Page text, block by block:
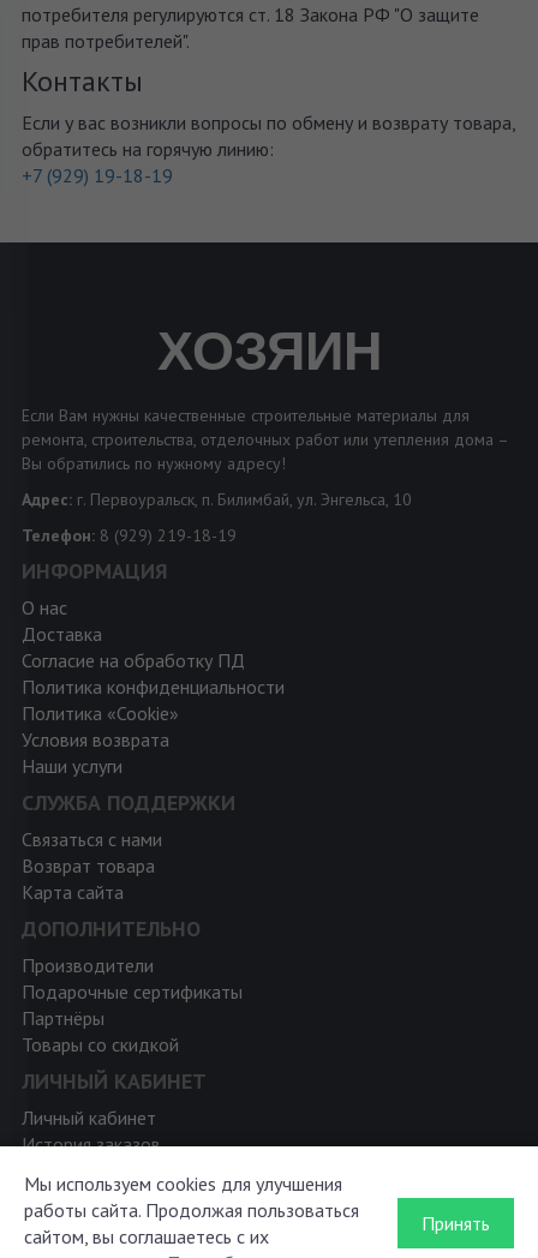
потребителя регулируются ст. 18 Закона РФ "О защите
прав потребителей".
Контакты
Если у вас возникли вопросы по обмену и возврату товара,
обратитесь на горячую линию:
+7 (929) 19-18-19
ХОЗЯИН
Если Вам нужны качественные строительные материалы для
ремонта, строительства, отделочных работ или утепления дома –
Вы обратились по нужному адресу!
Адрес: г. Первоуральск, п. Билимбай, ул. Энгельса, 10
Телефон: 8 (929) 219-18-19
ИНФОРМАЦИЯ
О нас
Доставка
Согласие на обработку ПД
Политика конфиденциальности
Политика «Cookie»
Условия возврата
Наши услуги
СЛУЖБА ПОДДЕРЖКИ
Связаться с нами
Возврат товара
Карта сайта
ДОПОЛНИТЕЛЬНО
Производители
Подарочные сертификаты
Партнёры
Товары со скидкой
ЛИЧНЫЙ КАБИНЕТ
Личный кабинет
История заказов
Рассылка новостей
Мы используем cookies для улучшения
работы сайта. Продолжая пользоваться
сайтом, вы соглашаетесь с их
Принять